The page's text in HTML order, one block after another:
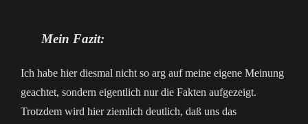
Mein Fazit:
Ich habe hier diesmal nicht so arg auf meine eigene Meinung
geachtet, sondern eigentlich nur die Fakten aufgezeigt.
Trotzdem wird hier ziemlich deutlich, daß uns das